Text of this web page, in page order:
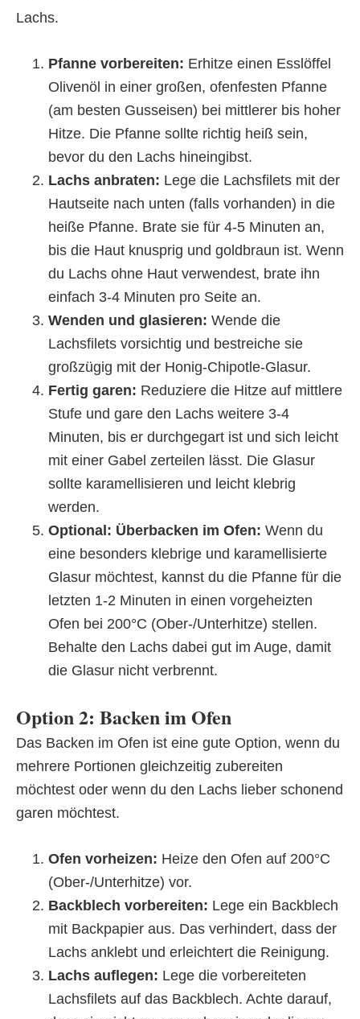
Lachs.
Pfanne vorbereiten: Erhitze einen Esslöffel
Olivenöl in einer großen, ofenfesten Pfanne
(am besten Gusseisen) bei mittlerer bis hoher
Hitze. Die Pfanne sollte richtig heiß sein,
bevor du den Lachs hineingibst.
Lachs anbraten: Lege die Lachsfilets mit der
Hautseite nach unten (falls vorhanden) in die
heiße Pfanne. Brate sie für 4-5 Minuten an,
bis die Haut knusprig und goldbraun ist. Wenn
du Lachs ohne Haut verwendest, brate ihn
einfach 3-4 Minuten pro Seite an.
Wenden und glasieren: Wende die
Lachsfilets vorsichtig und bestreiche sie
großzügig mit der Honig-Chipotle-Glasur.
Fertig garen: Reduziere die Hitze auf mittlere
Stufe und gare den Lachs weitere 3-4
Minuten, bis er durchgegart ist und sich leicht
mit einer Gabel zerteilen lässt. Die Glasur
sollte karamellisieren und leicht klebrig
werden.
Optional: Überbacken im Ofen: Wenn du
eine besonders klebrige und karamellisierte
Glasur möchtest, kannst du die Pfanne für die
letzten 1-2 Minuten in einen vorgeheizten
Ofen bei 200°C (Ober-/Unterhitze) stellen.
Behalte den Lachs dabei gut im Auge, damit
die Glasur nicht verbrennt.
Option 2: Backen im Ofen
Das Backen im Ofen ist eine gute Option, wenn du
mehrere Portionen gleichzeitig zubereiten
möchtest oder wenn du den Lachs lieber schonend
garen möchtest.
Ofen vorheizen: Heize den Ofen auf 200°C
(Ober-/Unterhitze) vor.
Backblech vorbereiten: Lege ein Backblech
mit Backpapier aus. Das verhindert, dass der
Lachs anklebt und erleichtert die Reinigung.
Lachs auflegen: Lege die vorbereiteten
Lachsfilets auf das Backblech. Achte darauf,